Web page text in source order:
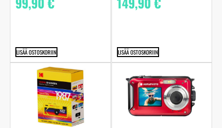
LISÄÄ OSTOSKORIIN LISÄÄ OSTOSKORIIN